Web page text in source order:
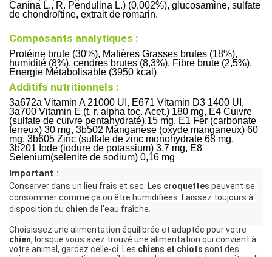
Canina L., R. Pendulina L.) (0,002%), glucosamine, sulfate
de chondroïtine, extrait de romarin.
Composants analytiques :
Protéine brute (30%), Matières Grasses brutes (18%),
humidité (8%), cendres brutes (8,3%), Fibre brute (2,5%),
Energie Métabolisable (3950 kcal)
Additifs nutritionnels :
3a672a Vitamin A 21000 UI, E671 Vitamin D3 1400 UI,
3a700 Vitamin E (t. r. alpha toc. Acet.) 180 mg, E4 Cuivre
(sulfate de cuivre pentahydraté).15 mg, E1 Fer (carbonate
ferreux) 30 mg, 3b502 Manganese (oxyde manganeux) 60
mg, 3b605 Zinc (sulfate de zinc monohydrate 68 mg,
3b201 Iode (iodure de potassium) 3,7 mg, E8
Selenium(selenite de sodium) 0,16 mg
Important :
Conserver dans un lieu frais et sec. Les croquettes peuvent se
consommer comme ça ou être humidifiées. Laissez toujours à
disposition du chien de l'eau fraîche.
chien, lorsque vous avez trouvé une alimentation qui convient à
votre animal, gardez celle-ci. Les chiens et chiots sont des